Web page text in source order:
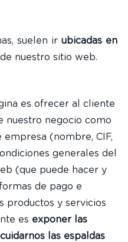
suelen ir ubicadas en
de nuestro sitio web.
es ofrecer al cliente
nuestro negocio como
(nombre, CIF,
generales del
(que puede hacer y
de pago e
productos y servicios
es exponer las
las espaldas